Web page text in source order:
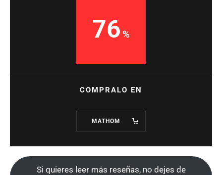
76
COMPRALO EN
MATHOM
Si quieres leer más reseñas, no dejes de